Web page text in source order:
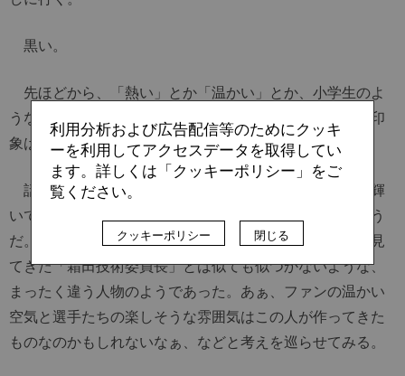
黒い。
先ほどから、「熱い」とか「温かい」とか、小学生のよ
うな感想で申し訳ないのだが、霜田監督に最初に会った印
象は、「黒い」だった。あっぱれな焼け具合だ。
話してみると、非常に穏やかで温かい人だった。瞳が輝
いている。なんだかよくわからないが、とにかく楽しそう
だ。「霜田監督」は、今までテレビの画面を通してよく見
てきた「霜田技術委員長」とは似ても似つかないような、
まったく違う人物のようであった。あぁ、ファンの温かい
空気と選手たちの楽しそうな雰囲気はこの人が作ってきた
ものなのかもしれないなぁ、などと考えを巡らせてみる。
利用分析および広告配信等のためにクッキ
ーを利用してアクセスデータを取得してい
ます。詳しくは「クッキーポリシー」をご
覧ください。
クッキーポリシー 閉じる